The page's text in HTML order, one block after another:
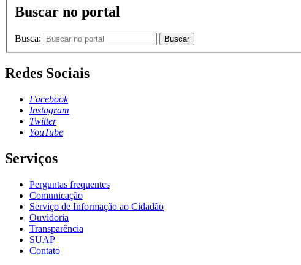
Buscar no portal
Busca: Buscar
Redes Sociais
Facebook
Instagram
Twitter
YouTube
Serviços
Perguntas frequentes
Comunicação
Serviço de Informação ao Cidadão
Ouvidoria
Transparência
SUAP
Contato